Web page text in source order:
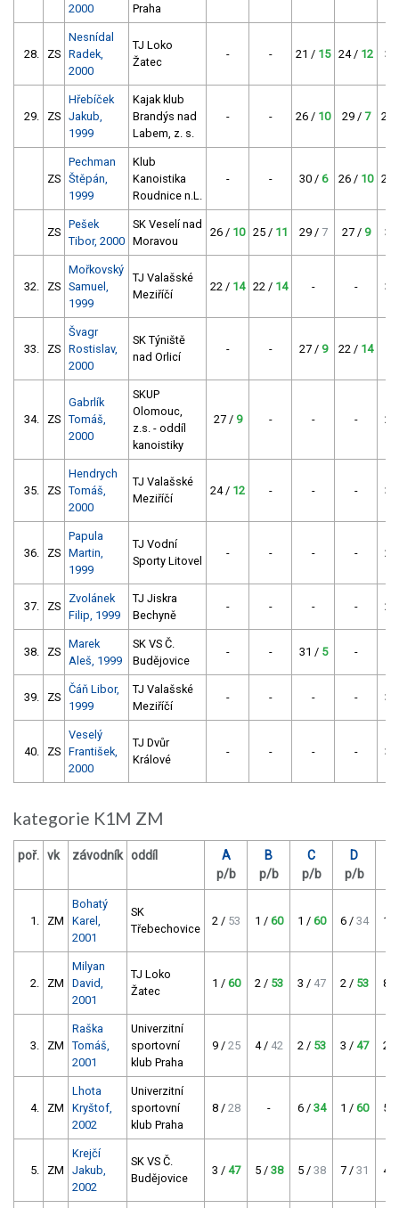
2000 Praha
28. ZS
Nesnídal
Radek,
2000
TJ Loko
Žatec
- - 21 / 15 24 / 12
29. ZS
Hřebíček
Jakub,
1999
Kajak klub
Brandýs nad
Labem, z. s.
- - 26 / 10 29 / 7 23
ZS
Pechman
Štěpán,
1999
Klub
Kanoistika
Roudnice n.L.
- - 30 / 6 26 / 10 22
ZS
Pešek
Tibor, 2000
SK Veselí nad
Moravou
26 / 10 25 / 11 29 / 7 27 / 9
32. ZS
Mořkovský
Samuel,
1999
TJ Valašské
Meziříčí
22 / 14 22 / 14 - -
33. ZS
Švagr
Rostislav,
2000
SK Týniště
nad Orlicí
- - 27 / 9 22 / 14
34. ZS
Gabrlík
Tomáš,
2000
SKUP
Olomouc,
z.s. - oddíl
kanoistiky
27 / 9 - - -
35. ZS
Hendrych
Tomáš,
2000
TJ Valašské
Meziříčí
24 / 12 - - -
36. ZS
Papula
Martin,
1999
TJ Vodní
Sporty Litovel
- - - -
37. ZS
Zvolánek
Filip, 1999
TJ Jiskra
Bechyně
- - - -
38. ZS
Marek
Aleš, 1999
SK VS Č.
Budějovice
- - 31 / 5 -
39. ZS
Čáň Libor,
1999
TJ Valašské
Meziříčí
- - - -
40. ZS
Veselý
František,
2000
TJ Dvůr
Králové
- - - -
kategorie K1M ZM
poř. vk závodník oddíl
A
p/b
B
p/b
C
p/b
D
p/b
1. ZM
Bohatý
Karel,
2001
SK
Třebechovice
2 / 53 1 / 60 1 / 60 6 / 34 1 /
2. ZM
Milyan
David,
2001
TJ Loko
Žatec
1 / 60 2 / 53 3 / 47 2 / 53 8 /
3. ZM
Raška
Tomáš,
2001
Univerzitní
sportovní
klub Praha
9 / 25 4 / 42 2 / 53 3 / 47 2 /
4. ZM
Lhota
Kryštof,
2002
Univerzitní
sportovní
klub Praha
8 / 28 - 6 / 34 1 / 60 5 /
5. ZM
Krejčí
Jakub,
2002
SK VS Č.
Budějovice
3 / 47 5 / 38 5 / 38 7 / 31 4 /